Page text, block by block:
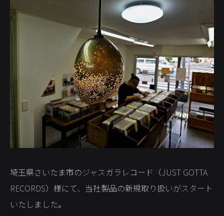
埼玉県さいたま市のジャスガラレコード（JUST GOTTA
RECORDS）様にて、当社製品の新規取り扱いがスタート
いたしました。